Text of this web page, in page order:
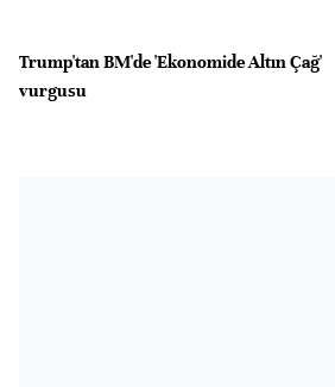
Trump'tan BM'de 'Ekonomide Altın Çağ'
vurgusu